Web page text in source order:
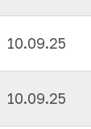
10.09.25
10.09.25